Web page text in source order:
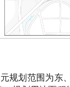
规划范围为